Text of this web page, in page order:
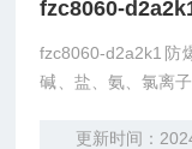
fzc8060-
fzc8060-d2a2k1防爆防腐
碱、盐、氨、氯离
更新时间：